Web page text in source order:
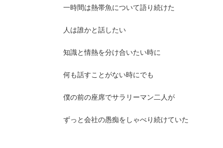
一時間は熱帯魚について語り続けた
人は誰かと話したい
知識と情熱を分け合いたい時に
何も話すことがない時にでも
僕の前の座席でサラリーマン二人が
ずっと会社の愚痴をしゃべり続けていた